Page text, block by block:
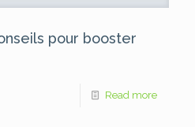
pour booster
Read more